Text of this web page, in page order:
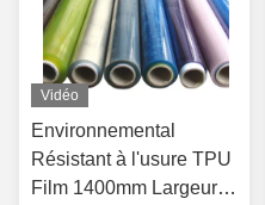
Vidéo
Environnemental
Résistant à l'usure TPU
Film 1400mm Largeur